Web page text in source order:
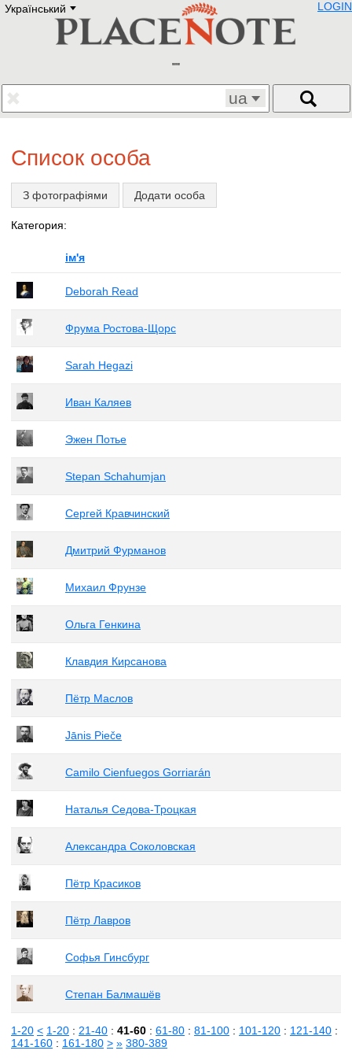
Український E
Deutsch
Francais
Polski
Eestikeelne
LOGIN
ua
Список особа
З фотографіями Додати особа
Категория:
ім'я
Deborah Read
Фрума Ростова-Щорс
Sarah Hegazi
Иван Каляев
Эжен Потье
Stepan Schahumjan
Сергей Кравчинский
Дмитрий Фурманов
Михаил Фрунзе
Ольга Генкина
Клавдия Кирсанова
Пётр Маслов
Jānis Pieče
Camilo Cienfuegos Gorriarán
Наталья Седова-Троцкая
Александра Соколовская
Пётр Красиков
Пётр Лавров
Софья Гинсбург
Степан Балмашёв
1-20 < 1-20 : 21-40 : 41-60 : 61-80 : 81-100 : 101-120 : 121-140 :
141-160 : 161-180 > » 380-389